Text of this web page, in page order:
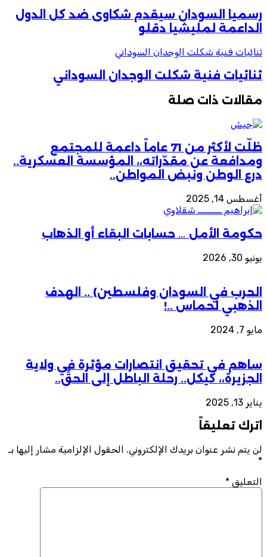
رسميا السودان سيقدم شكاوى ضد كل الدول
الداعمة لمليشيا دقلو
ثنائيات فنية شكلت الوجدان السوداني
ثنائيات فنية شكلت الوجدان السوداني
مقالات ذات صلة
ظلّت لأكثر من 71 عاماً داعمة للمجتمع
ومدافعة عن مقدّراته،، المؤسسة العسكرية..
درع الوطن ونبض المواطن..
أغسطس 14, 2025
حكومة الأمل … حسابات البقاء أو الذهاب
يونيو 30, 2026
الحرب في السودان وفلسطين) .. الهدف
الذهبي لحماس ..!
مايو 7, 2024
ساهم في تحقيق انتصارات مؤثرة في ولاية
الجزيرة،، كيكل.. رحلة الباطل إلى الحقِّ..
يناير 13, 2025
اترك تعليقاً
لن يتم نشر عنوان بريدك الإلكتروني. الحقول الإلزامية مشار إليها بـ
*
التعليق *